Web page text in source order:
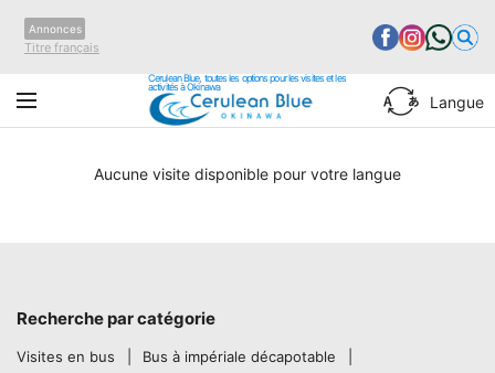
Annonces
Titre français
Cerulean Blue, toutes les options pour les visites et les
activités à Okinawa
Langue
Aucune visite disponible pour votre langue
Recherche par catégorie
Visites en bus
Bus à impériale décapotable